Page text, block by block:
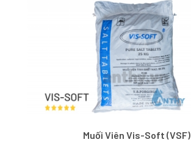
Muối Viên Vis-Soft (VSF)